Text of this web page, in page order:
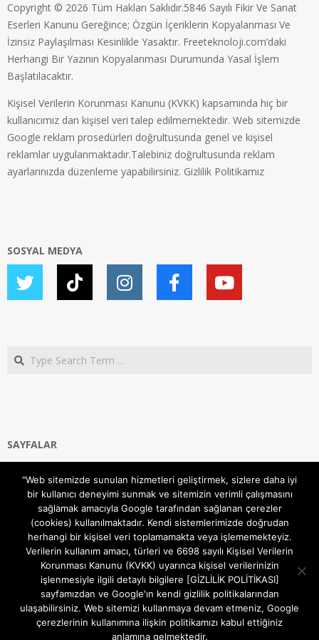
Copyright © 2026 Tüm Hakları Saklıdır.5846 Sayılı Fikir Ve Sanat
Eserleri Kanunu Gereğince; Özgün İçeriklerin Kopyalanması Ve
İzinsiz Paylaşılması Kesinlikle Yasaktır. Freeteknoloji.com’daki
Herhangi Bir Yazının Kopyalanması Durumunda Yasal İşlem
Başlatılacaktır.
Kişisel Verilerin Korunması Kanunu (KVKK) kapsamında hiç bir
kullanıcımız dan kişisel veri talep edilmemektedir. Web sitemizde
Google reklam prosedürleri doğrultusunda genel ve kişisel
reklamlar uygulanmaktadır.Talebiniz doğrultusunda reklam
ayarlarınızda düzenleme yapabilirsiniz. Gizlilik Politikamız
SOSYAL MEDYA
Search
SAYFALAR
Gizlilik ve Çerezler (Cookies) Politikası
Hakkımızda
İletişim Kanalları
MODEM KURULUM
TEKNİK DESTEK
TELEVİZYON SİSTEMLERİ
"Web sitemizde sunulan hizmetleri geliştirmek, sizlere daha iyi
bir kullanıcı deneyimi sunmak ve sitemizin verimli çalışmasını
sağlamak amacıyla Google tarafından sağlanan çerezler
(cookies) kullanılmaktadır. Kendi sistemlerimizde doğrudan
herhangi bir kişisel veri toplamamakta veya işlememekteyiz.
Verilerin kullanım amacı, türleri ve 6698 sayılı Kişisel Verilerin
Korunması Kanunu (KVKK) uyarınca kişisel verilerinizin
işlenmesiyle ilgili detaylı bilgilere [GİZLİLİK POLİTİKASI]
sayfamızdan ve Google'ın kendi gizlilik politikalarından
ulaşabilirsiniz. Web sitemizi kullanmaya devam etmeniz, Google
çerezlerinin kullanımına ilişkin politikamızı kabul ettiğiniz
anlamına gelmektedir.